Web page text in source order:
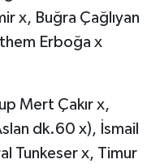
x, Buğra Çağlıyan
Erboğa x
Mert Çakır x,
dk.60 x), İsmail
Tunkeser x, Timur